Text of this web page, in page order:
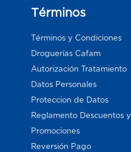
Términos
Términos y Condiciones
Droguerías Cafam
Autorización Tratamiento
Datos Personales
Proteccion de Datos
Reglamento Descuentos y
Promociones
Reversión Pago